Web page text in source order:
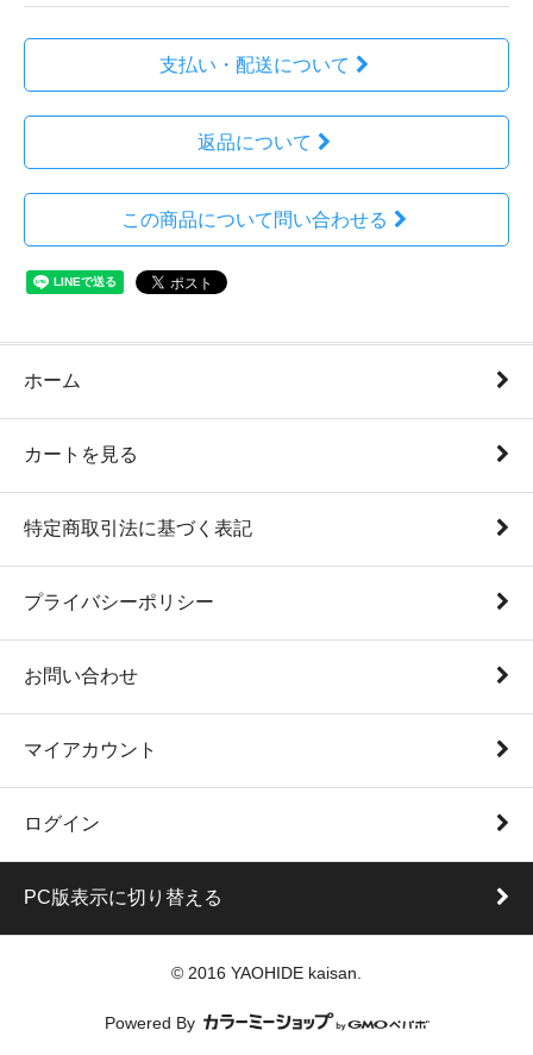
支払い・配送について
返品について
この商品について問い合わせる
ホーム
カートを見る
特定商取引法に基づく表記
プライバシーポリシー
お問い合わせ
マイアカウント
ログイン
PC版表示に切り替える
© 2016 YAOHIDE kaisan.
Powered By